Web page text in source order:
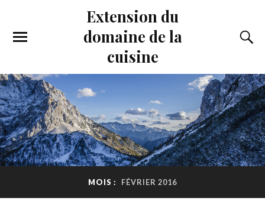
Extension du
domaine de la
cuisine
MOIS : FÉVRIER 2016